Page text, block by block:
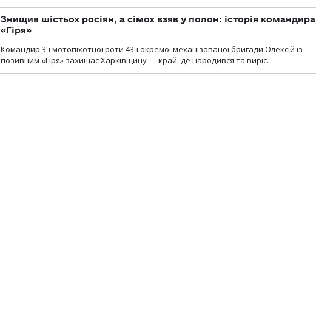
Знищив шістьох росіян, а сімох взяв у полон: історія командира
«Гіря»
Командир 3-ї мотопіхотної роти 43-ї окремої механізованої бригади Олексій із
позивним «Гіря» захищає Харківщину — край, де народився та виріс.